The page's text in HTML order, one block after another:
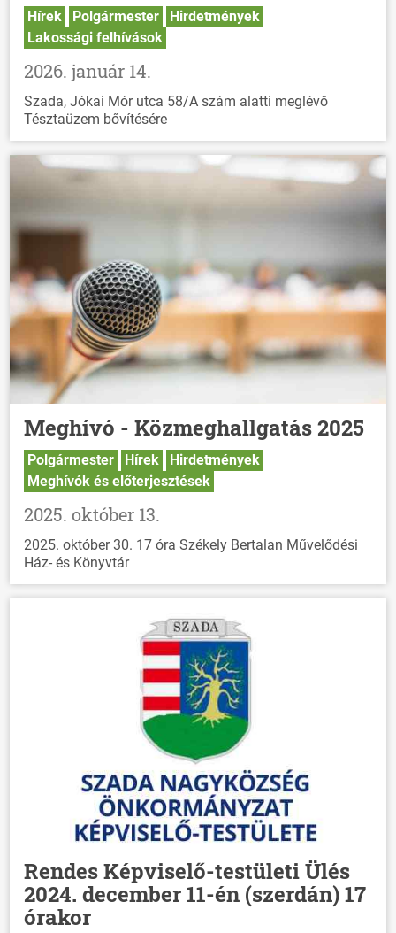
Hírek Polgármester
Hirdetmények
Lakossági felhívások
2026. január 14.
Szada, Jókai Mór utca 58/A szám alatti meglévő
Tésztaüzem bővítésére
Meghívó - Közmeghallgatás 2025
Polgármester Hírek
Hirdetmények
Meghívók és előterjesztések
2025. október 13.
2025. október 30. 17 óra Székely Bertalan Művelődési
Ház- és Könyvtár
Rendes Képviselő-testületi Ülés
2024. december 11-én (szerdán) 17
órakor